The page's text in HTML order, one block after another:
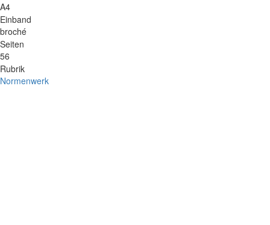
A4
Einband
broché
Seiten
56
Rubrik
Normenwerk